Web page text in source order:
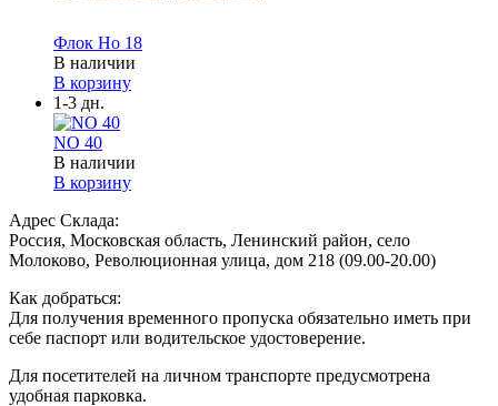
Флок Но 18
В наличии
В корзину
1-3 дн.
NO 40
В наличии
В корзину
Адрес Склада:
Россия, Московская область, Ленинский район, село
Молоково, Революционная улица, дом 218 (09.00-20.00)
Как добраться:
Для получения временного пропуска обязательно иметь при
себе паспорт или водительское удостоверение.
Для посетителей на личном транспорте предусмотрена
удобная парковка.